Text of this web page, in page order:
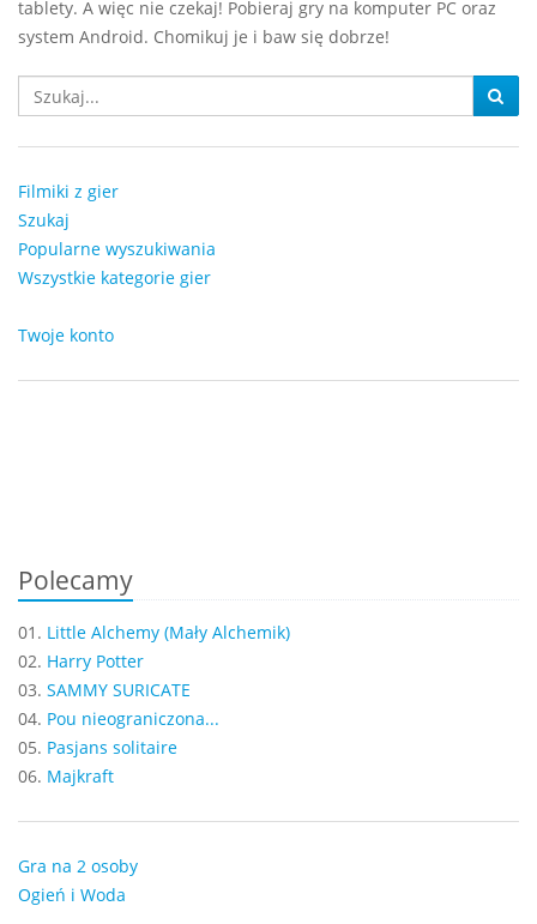
tablety. A więc nie czekaj! Pobieraj gry na komputer PC oraz
system Android. Chomikuj je i baw się dobrze!
Filmiki z gier
Szukaj
Popularne wyszukiwania
Wszystkie kategorie gier
Twoje konto
Polecamy
01. Little Alchemy (Mały Alchemik)
02. Harry Potter
03. SAMMY SURICATE
04. Pou nieograniczona...
05. Pasjans solitaire
06. Majkraft
Gra na 2 osoby
Ogień i Woda